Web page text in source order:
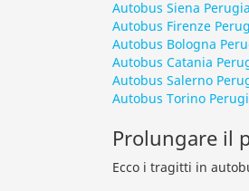
Autobus Siena Perugia
Autobus Firenze
Autobus Bologna
Autobus Catania
Autobus Salerno
Autobus Torino
Prolungare il
Ecco i tragitti in